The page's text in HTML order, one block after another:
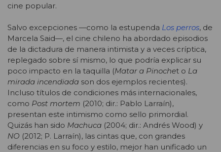
cine popular.
Salvo excepciones —como la estupenda Los perros, de
Marcela Said—, el cine chileno ha abordado episodios
de la dictadura de manera intimista y a veces críptica,
replegado sobre sí mismo, lo que podría explicar su
poco impacto en la taquilla (Matar a Pinochet o La
mirada incendiada son dos ejemplos recientes).
Incluso títulos de condiciones más internacionales,
como Post mortem (2010; dir.: Pablo Larraín),
presentan este intimismo como sello primordial.
Quizás han sido Machuca (2004; dir.: Andrés Wood) y
NO (2012; P. Larraín), las cintas que, con grandes
diferencias en su foco y estilo, mejor han unificado un